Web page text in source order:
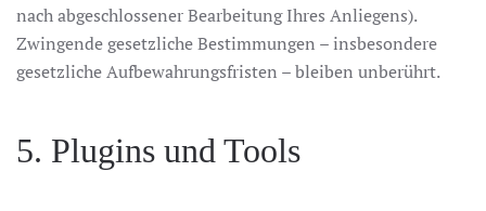
nach abgeschlossener Bearbeitung Ihres Anliegens).
Zwingende gesetzliche Bestimmungen – insbesondere
gesetzliche Aufbewahrungsfristen – bleiben unberührt.
5. Plugins und Tools